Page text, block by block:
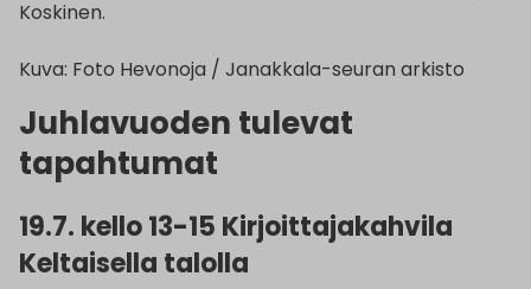
Koskinen.
Kuva: Foto Hevonoja / Janakkala-seuran arkisto
Juhlavuoden tulevat
tapahtumat
19.7. kello 13-15 Kirjoittajakahvila
Keltaisella talolla